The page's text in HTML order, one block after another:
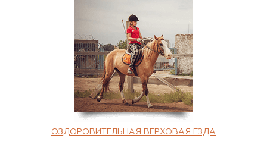
ОЗДОРОВИТЕЛЬНАЯ ВЕРХОВАЯ ЕЗДА